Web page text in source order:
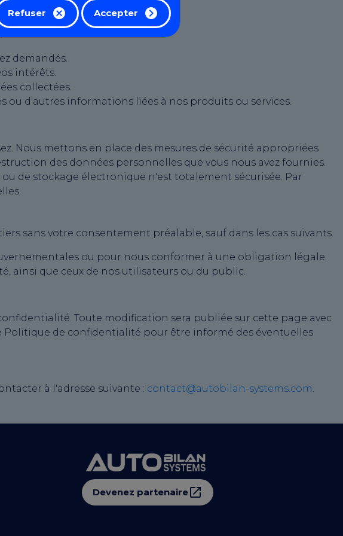
Refuser Accepter
demandés.
intérêts.
collectées.
d'autres informations liées à nos produits ou services.
Nous mettons en place des mesures de sécurité appropriées
des données personnelles que vous nous avez fournies.
de stockage électronique n'est totalement sécurisée. Par
sans votre consentement préalable, sauf dans les cas suivants
ou pour nous conformer à une obligation légale.
ainsi que ceux de nos utilisateurs ou du public.
Toute modification sera publiée sur cette page avec
Politique de confidentialité pour être informé des éventuelles
à l'adresse suivante : contact@autobilan-systems.com.
Devenez partenaire